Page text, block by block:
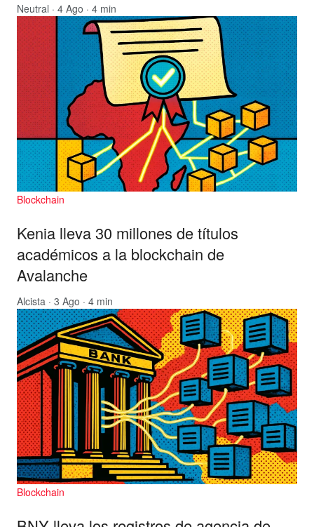
Neutral · 4 Ago · 4 min
Blockchain
Kenia lleva 30 millones de títulos
académicos a la blockchain de
Avalanche
Alcista · 3 Ago · 4 min
Blockchain